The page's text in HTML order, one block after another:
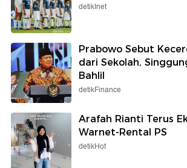
detikInet
Prabowo Sebut
dari Sekolah,
Bahlil
detikFinance
Arafah Rianti Terus
Warnet-Rental PS
detikHot